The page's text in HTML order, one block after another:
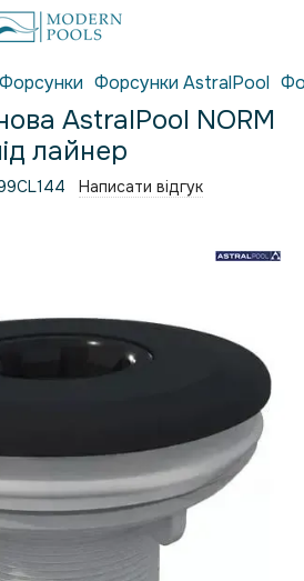
Форсунки Форсунки AstralPool
AstralPool NORM
лайнер
Написати відгук